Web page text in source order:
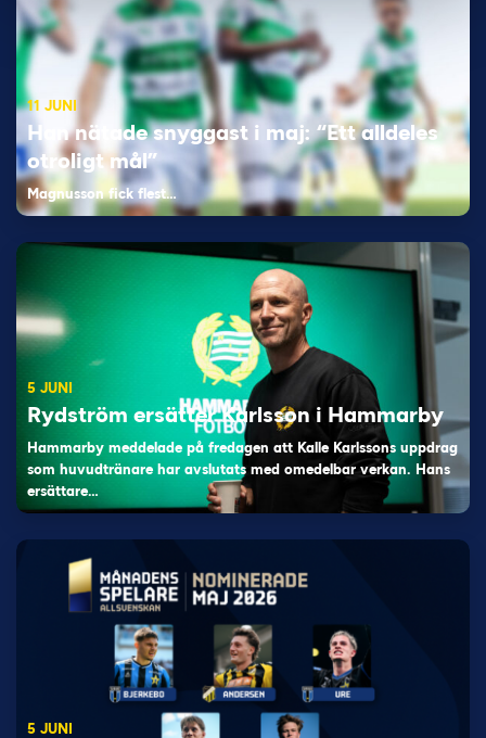
11 JUNI
Han nätade snyggast i maj: “Ett alldeles
otroligt mål”
Magnusson fick flest…
5 JUNI
Rydström ersätter Karlsson i Hammarby
Hammarby meddelade på fredagen att Kalle Karlssons uppdrag
som huvudtränare har avslutats med omedelbar verkan. Hans
ersättare…
5 JUNI